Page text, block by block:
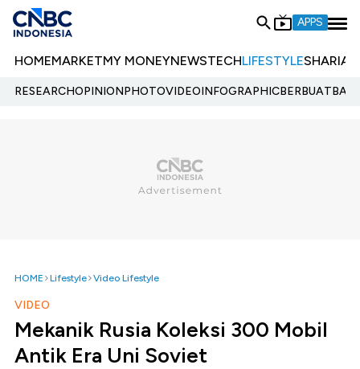
APPS
HOMEMARKETMY MONEYNEWSTECHLIFESTYLESHARIA
RESEARCHOPINIONPHOTOVIDEOINFOGRAPHIC
HOME Lifestyle Video Lifestyle
VIDEO
Mekanik Rusia Koleksi 300 Mobil
Antik Era Uni Soviet